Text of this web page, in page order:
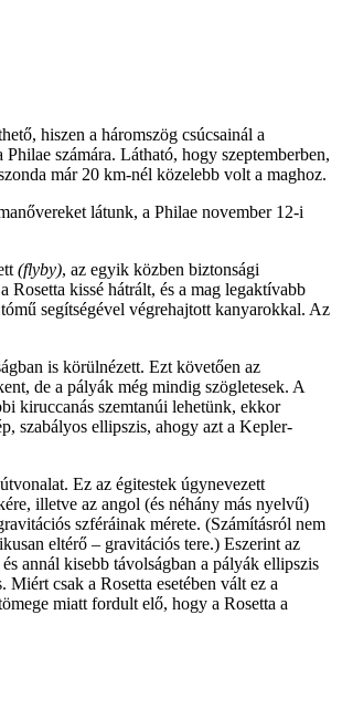
hiszen a háromszög csúcsainál a
számára. Látható, hogy szeptemberben,
már 20 km-nél közelebb volt a maghoz.
látunk, a Philae november 12-i
(flyby), az egyik közben biztonsági
kissé hátrált, és a mag legaktívabb
segítségével végrehajtott kanyarokkal. Az
is körülnézett. Ezt követően az
de a pályák még mindig szögletesek. A
kiruccanás szemtanúi lehetünk, ekkor
szabályos ellipszis, ahogy azt a Kepler-
Ez az égitestek úgynevezett
illetve az angol (és néhány más nyelvű)
szféráinak mérete. (Számításról nem
eltérő – gravitációs tere.) Eszerint az
annál kisebb távolságban a pályák ellipszis
csak a Rosetta esetében vált ez a
miatt fordult elő, hogy a Rosetta a